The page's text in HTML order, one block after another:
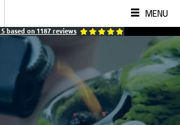
MENU
5 based on 1187 reviews